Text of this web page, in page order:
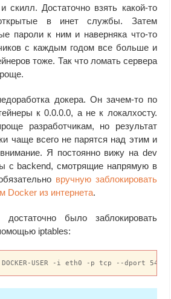
скилл. Достаточно взять какой-то
в инет службы. Затем
пароли к ним и наверняка что-то
с каждым годом все больше и
тоже. Так что ломать сервера
докера. Он зачем-то по
к 0.0.0.0, а не к локалхосту.
разработчикам, но результат
чаще всего не парятся над этим и
Я постоянно вижу на dev
с backend, смотрящие напрямую в
вручную заблокировать
Docker из интернета.
было заблокировать
iptables:
USER -i eth0 -p tcp --dport 5432